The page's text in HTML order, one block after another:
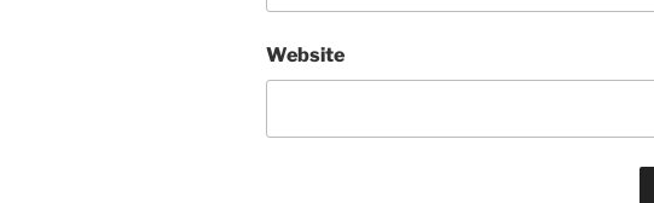
Website